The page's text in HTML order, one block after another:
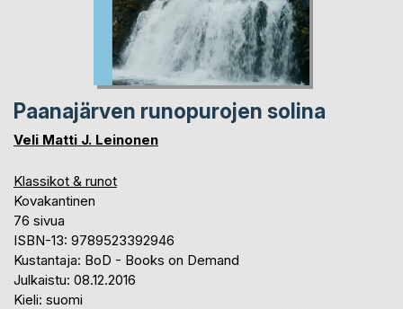
Paanajärven runopurojen solina
Veli Matti J. Leinonen
Klassikot & runot
Kovakantinen
76 sivua
ISBN-13: 9789523392946
Kustantaja: BoD - Books on Demand
Julkaistu: 08.12.2016
Kieli: suomi